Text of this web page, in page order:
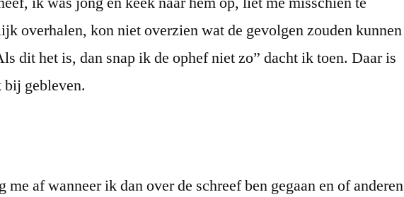
overhalen, kon niet overzien wat de gevolgen zouden kunnen
dit het is, dan snap ik de ophef niet zo” dacht ik toen. Daar is
bij gebleven.
me af wanneer ik dan over de schreef ben gegaan en of anderen